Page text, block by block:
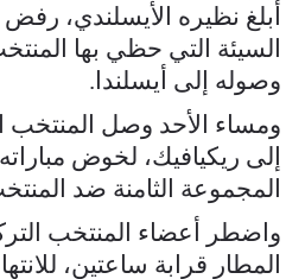
أبلغ نظيره الأيسلندي، رفض
السيئة التي حظي بها
وصوله إلى أيسلندا.
ومساء الأحد وصل المنتخب
إلى ريكيافيك، لخوض
المجموعة الثامنة ضد
واضطر أعضاء المنتخب
المطار قرابة ساعتين،